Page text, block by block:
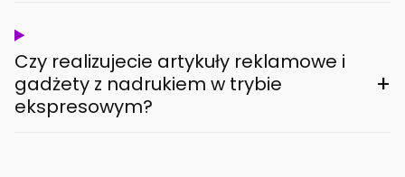
Czy realizujecie artykuły reklamowe i
gadżety z nadrukiem w trybie
ekspresowym?
+